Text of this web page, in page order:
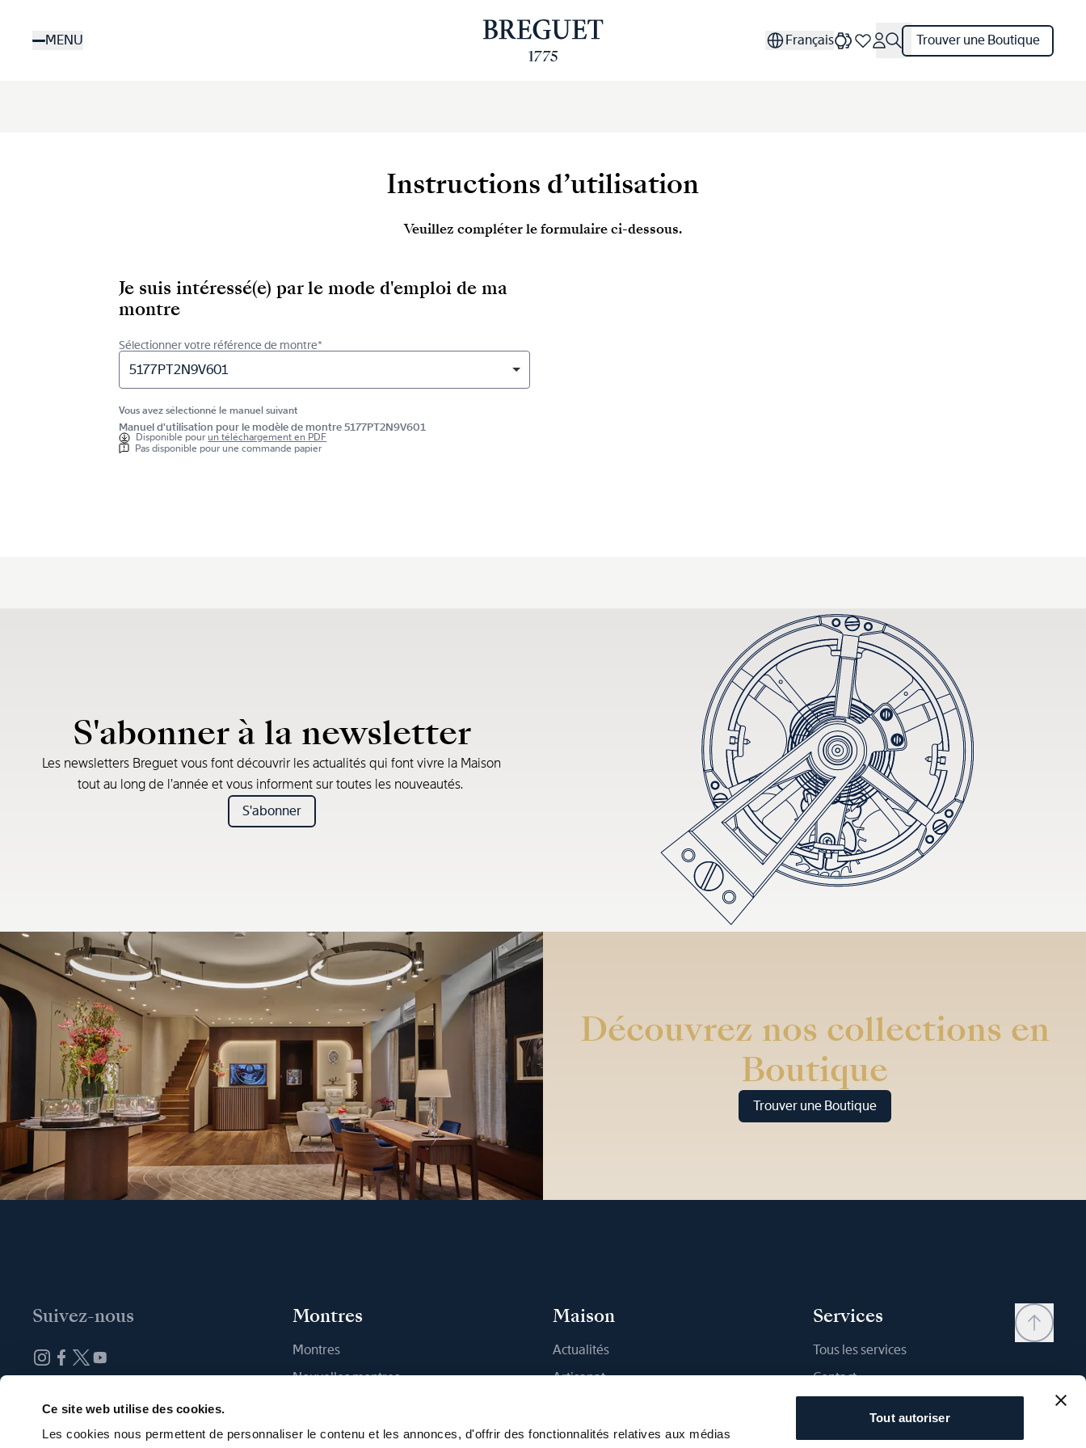
Ce site web utilise des cookies.
Les cookies nous permettent de personnaliser le contenu et les annonces, d'offrir des fonctionnalités relatives aux médias
Tout autoriser
MENU Français Trouver une Boutique
Instructions d’utilisation
Veuillez compléter le formulaire ci-dessous.
Je suis intéressé(e) par le mode d'emploi de ma
montre
Sélectionner votre référence de montre*
5177PT2N9V601
Vous avez sélectionné le manuel suivant
Manuel d'utilisation pour le modèle de montre 5177PT2N9V601
Disponible pourun téléchargement en PDF
Pas disponible pour une commande papier
S'abonner à la newsletter
Les newsletters Breguet vous font découvrir les actualités qui font vivre la Maison
tout au long de l’année et vous informent sur toutes les nouveautés.
S'abonner
Découvrez nos collections en
Boutique
Trouver une Boutique
Suivez-nous Montres
Montres
Nouvelles montres
Maison
Actualités
Artisanat
Durabilité
Services
Tous les services
Contact